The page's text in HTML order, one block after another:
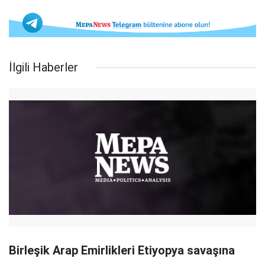
İlgili Haberler
Birleşik Arap Emirlikleri Etiyopya savaşına